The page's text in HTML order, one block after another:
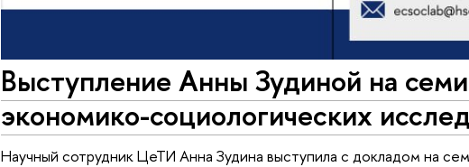
Выступление Анны Зудиной на
экономико-социологических
Научный сотрудник ЦеТИ Анна Зудина выступила с докладом на